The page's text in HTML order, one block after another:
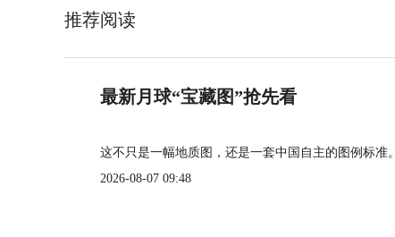
推荐阅读
最新月球“宝藏图”抢先看
这不只是一幅地质图，还是一套中国自主的图例标准。
2026-08-07 09:48